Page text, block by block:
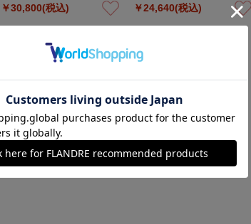
￥30,800(税込) ￥24,640(税込)
1